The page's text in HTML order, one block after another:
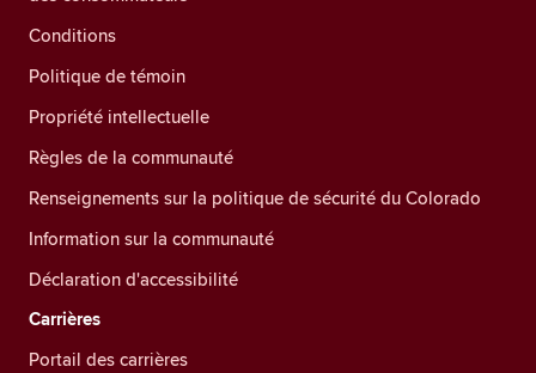
Conditions
Politique de témoin
Propriété intellectuelle
Règles de la communauté
Renseignements sur la politique de sécurité du Colorado
Information sur la communauté
Déclaration d'accessibilité
Carrières
Portail des carrières